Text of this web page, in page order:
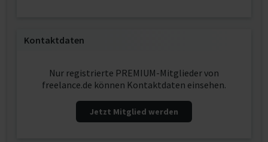
Kontaktdaten
Nur registrierte PREMIUM-Mitglieder von
freelance.de können Kontaktdaten einsehen.
Jetzt Mitglied werden